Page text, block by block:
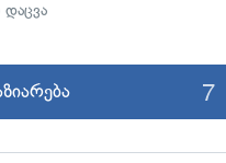
დაცვა
7